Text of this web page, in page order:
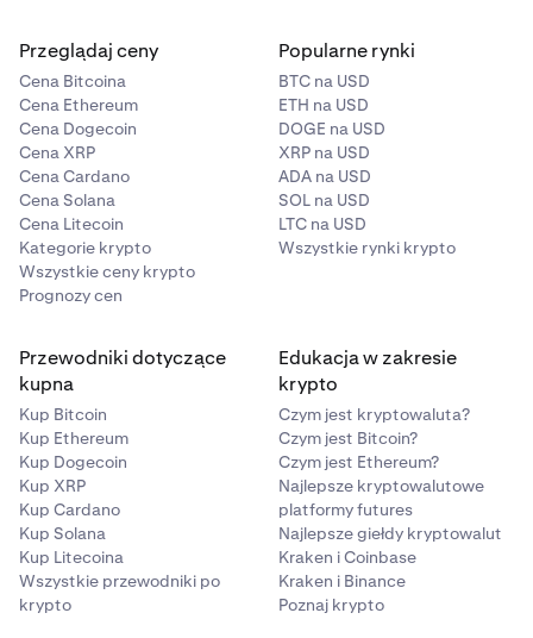
Przeglądaj ceny
Cena Bitcoina
Cena Ethereum
Cena Dogecoin
Cena XRP
Cena Cardano
Cena Solana
Cena Litecoin
Kategorie krypto
Wszystkie ceny krypto
Prognozy cen
Popularne rynki
BTC na USD
ETH na USD
DOGE na USD
XRP na USD
ADA na USD
SOL na USD
LTC na USD
Wszystkie rynki krypto
Przewodniki dotyczące
kupna
Kup Bitcoin
Kup Ethereum
Kup Dogecoin
Kup XRP
Kup Cardano
Kup Solana
Kup Litecoina
Wszystkie przewodniki po
krypto
Edukacja w zakresie
krypto
Czym jest kryptowaluta?
Czym jest Bitcoin?
Czym jest Ethereum?
Najlepsze kryptowalutowe
platformy futures
Najlepsze giełdy kryptowalut
Kraken i Coinbase
Kraken i Binance
Poznaj krypto